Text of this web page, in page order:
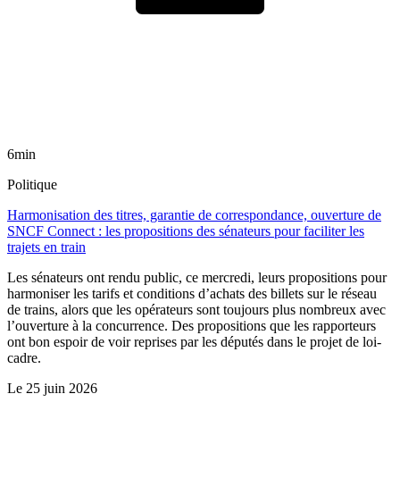
6min
Politique
Harmonisation des titres, garantie de correspondance, ouverture de
SNCF Connect : les propositions des sénateurs pour faciliter les
trajets en train
Les sénateurs ont rendu public, ce mercredi, leurs propositions pour
harmoniser les tarifs et conditions d’achats des billets sur le réseau
de trains, alors que les opérateurs sont toujours plus nombreux avec
l’ouverture à la concurrence. Des propositions que les rapporteurs
ont bon espoir de voir reprises par les députés dans le projet de loi-
cadre.
Le 25 juin 2026